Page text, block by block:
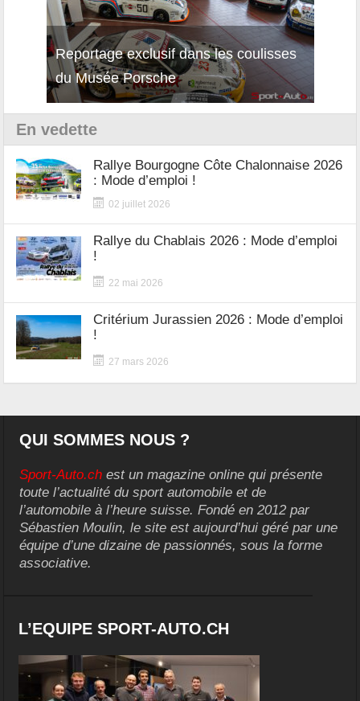
Reportage exclusif dans les coulisses
du Musée Porsche
En vedette
Rallye Bourgogne Côte Chalonnaise 2026
: Mode d’emploi !
02 juillet 2026
Rallye du Chablais 2026 : Mode d’emploi
!
22 mai 2026
Critérium Jurassien 2026 : Mode d’emploi
!
27 mars 2026
QUI SOMMES NOUS ?
Sport-Auto.ch est un magazine online qui présente
toute l’actualité du sport automobile et de
l’automobile à l’heure suisse. Fondé en 2012 par
Sébastien Moulin, le site est aujourd’hui géré par une
équipe d’une dizaine de passionnés, sous la forme
associative.
L’EQUIPE SPORT-AUTO.CH